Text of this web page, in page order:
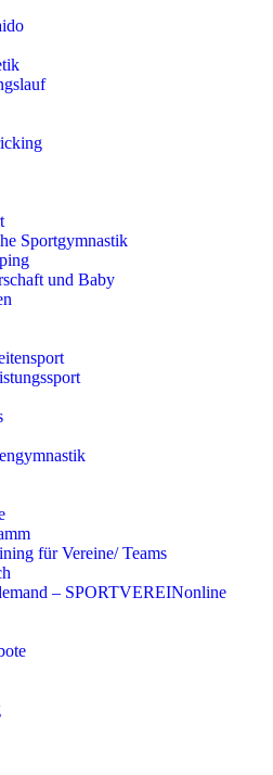
Sportgymnastik
und Baby
für Vereine/ Teams
– SPORTVEREINonline